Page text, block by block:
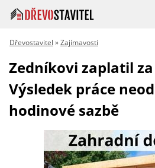
Dřevostavitel »Zajímavosti
Zedníkovi zaplatil
Výsledek práce
hodinové sazbě